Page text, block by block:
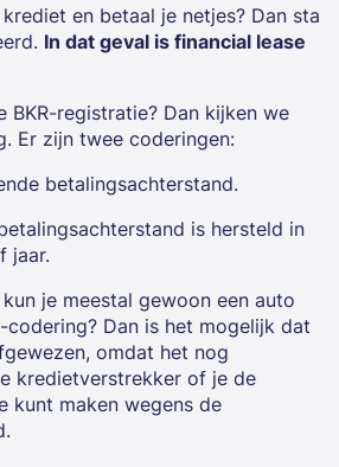
en betaal je netjes? Dan sta
In dat geval is financial lease
BKR-registratie? Dan kijken we
Er zijn twee coderingen:
betalingsachterstand.
is hersteld in
jaar.
je meestal gewoon een auto
codering? Dan is het mogelijk dat
omdat het nog
kredietverstrekker of je de
kunt maken wegens de